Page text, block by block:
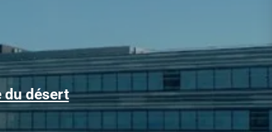
du désert
Alors que le trafic aérien a retrouvé son niveau d’avant la
pandémie, les conditions d’obtention...